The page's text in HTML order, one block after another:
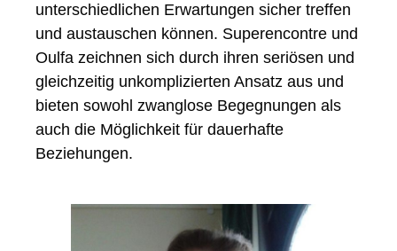
unterschiedlichen Erwartungen sicher treffen
und austauschen können. Superencontre und
Oulfa zeichnen sich durch ihren seriösen und
gleichzeitig unkomplizierten Ansatz aus und
bieten sowohl zwanglose Begegnungen als
auch die Möglichkeit für dauerhafte
Beziehungen.